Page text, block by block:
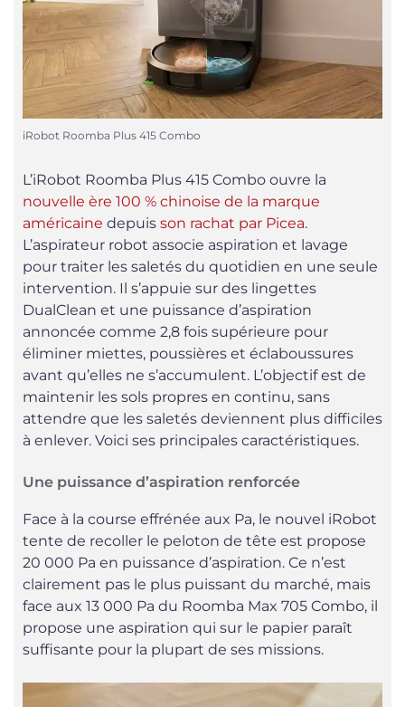
iRobot Roomba Plus 415 Combo
L’iRobot Roomba Plus 415 Combo ouvre la
nouvelle ère 100 % chinoise de la marque
américaine depuis son rachat par Picea.
L’aspirateur robot associe aspiration et lavage
pour traiter les saletés du quotidien en une seule
intervention. Il s’appuie sur des lingettes
DualClean et une puissance d’aspiration
annoncée comme 2,8 fois supérieure pour
éliminer miettes, poussières et éclaboussures
avant qu’elles ne s’accumulent. L’objectif est de
maintenir les sols propres en continu, sans
attendre que les saletés deviennent plus difficiles
à enlever. Voici ses principales caractéristiques.
Une puissance d’aspiration renforcée
Face à la course effrénée aux Pa, le nouvel iRobot
tente de recoller le peloton de tête est propose
20 000 Pa en puissance d’aspiration. Ce n’est
clairement pas le plus puissant du marché, mais
face aux 13 000 Pa du Roomba Max 705 Combo, il
propose une aspiration qui sur le papier paraît
suffisante pour la plupart de ses missions.